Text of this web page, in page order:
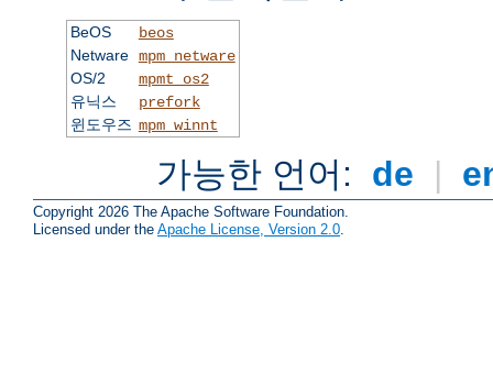
BeOS
beos
Netware mpm_netware
OS/2
mpmt_os2
유닉스
prefork
윈도우즈 mpm_winnt
가능한 언어: de |
Copyright 2026 The Apache Software Foundation.
Licensed under the Apache License, Version 2.0